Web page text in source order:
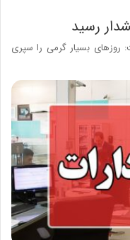
رسید
روزهای بسیار گرمی را سپری